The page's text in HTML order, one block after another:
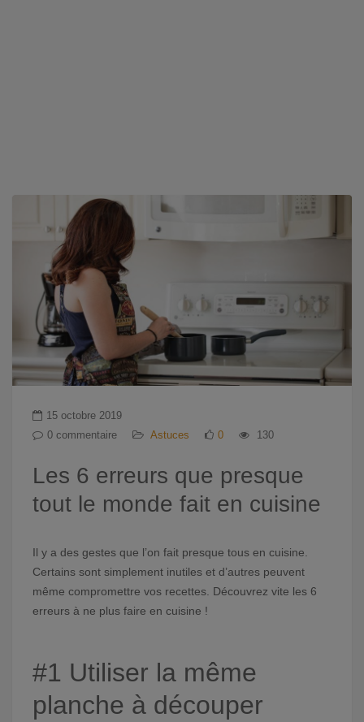
15 octobre 2019
0 commentaire
Astuces 0 130
Les 6 erreurs que presque
tout le monde fait en cuisine
Il y a des gestes que l’on fait presque tous en cuisine.
Certains sont simplement inutiles et d’autres peuvent
même compromettre vos recettes. Découvrez vite les 6
erreurs à ne plus faire en cuisine !
#1 Utiliser la même
planche à découper